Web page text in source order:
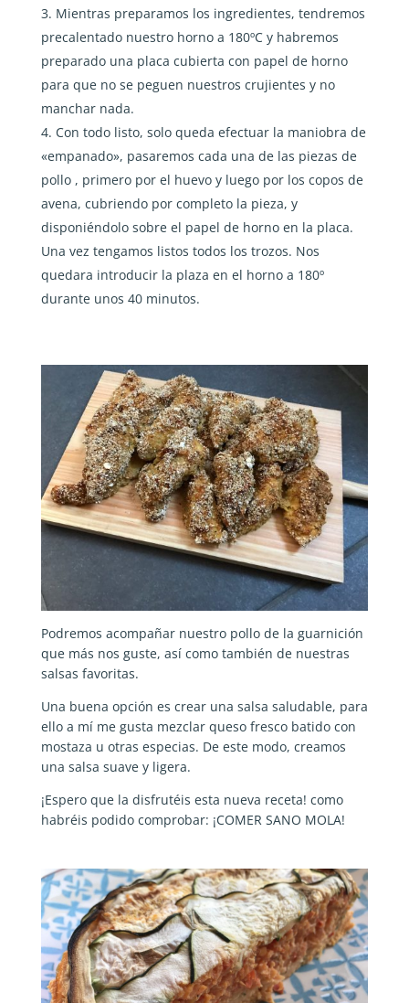
Mientras preparamos los ingredientes, tendremos
precalentado nuestro horno a 180ºC y habremos
preparado una placa cubierta con papel de horno
para que no se peguen nuestros crujientes y no
manchar nada.
Con todo listo, solo queda efectuar la maniobra de
«empanado», pasaremos cada una de las piezas de
pollo , primero por el huevo y luego por los copos de
avena, cubriendo por completo la pieza, y
disponiéndolo sobre el papel de horno en la placa.
Una vez tengamos listos todos los trozos. Nos
quedara introducir la plaza en el horno a 180º
durante unos 40 minutos.
Podremos acompañar nuestro pollo de la guarnición
que más nos guste, así como también de nuestras
salsas favoritas.
Una buena opción es crear una salsa saludable, para
ello a mí me gusta mezclar queso fresco batido con
mostaza u otras especias. De este modo, creamos
una salsa suave y ligera.
¡Espero que la disfrutéis esta nueva receta! como
habréis podido comprobar: ¡COMER SANO MOLA!